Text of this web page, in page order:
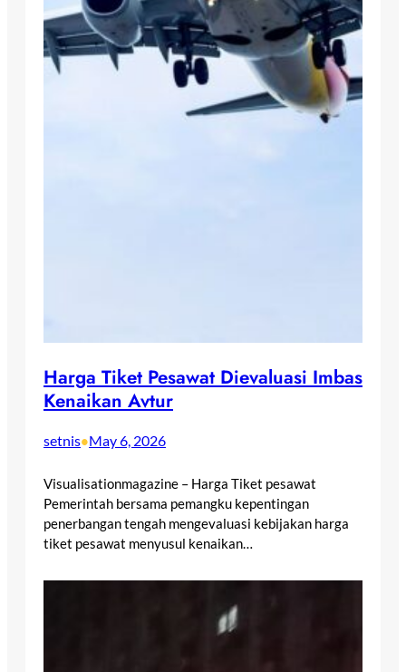
Harga Tiket Pesawat Dievaluasi Imbas
Kenaikan Avtur
setnis•May 6, 2026
Visualisationmagazine – Harga Tiket pesawat
Pemerintah bersama pemangku kepentingan
penerbangan tengah mengevaluasi kebijakan harga
tiket pesawat menyusul kenaikan…